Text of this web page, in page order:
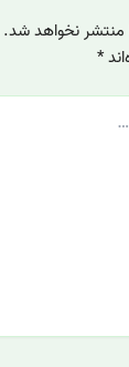
منتشر نخواهد شد.
*